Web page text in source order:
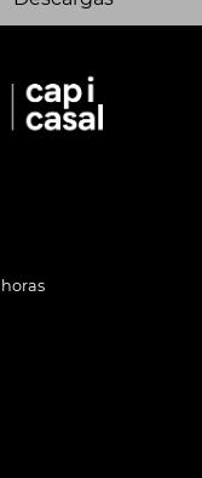
horas